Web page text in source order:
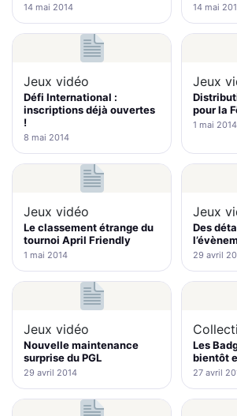
14 mai 2014 14 mai
Jeux vidéo
Défi International :
inscriptions déjà ouvertes
!
8 mai 2014
Jeux
pour la
1 mai 2014
Jeux vidéo
Le classement étrange du
tournoi April Friendly
1 mai 2014
Jeux
Des
29 avril
Jeux vidéo
Nouvelle maintenance
surprise du PGL
29 avril 2014
Les
bientôt
27 avril